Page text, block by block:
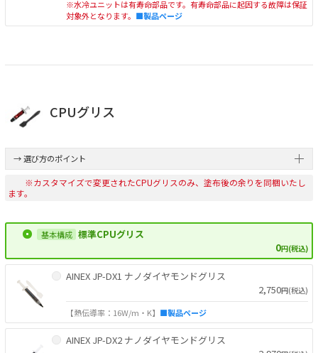
※水冷ユニットは有寿命部品です。有寿命部品に起因する故障は保証
対象外となります。 ■製品ページ
CPUグリス
→ 選び方のポイント
※カスタマイズで変更されたCPUグリスのみ、塗布後の余りを同梱いたし
ます。
標準CPUグリス
0円(税込)
AINEX JP-DX1 ナノダイヤモンドグリス
2,750円(税込)
【熱伝導率：16W/m・K】 ■製品ページ
AINEX JP-DX2 ナノダイヤモンドグリス